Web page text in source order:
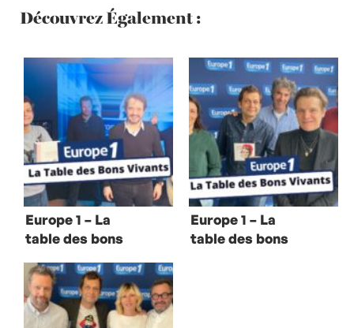
Découvrez Également :
Europe 1 – La
table des bons
Jean-François
Piège
Europe 1 – La
table des bons